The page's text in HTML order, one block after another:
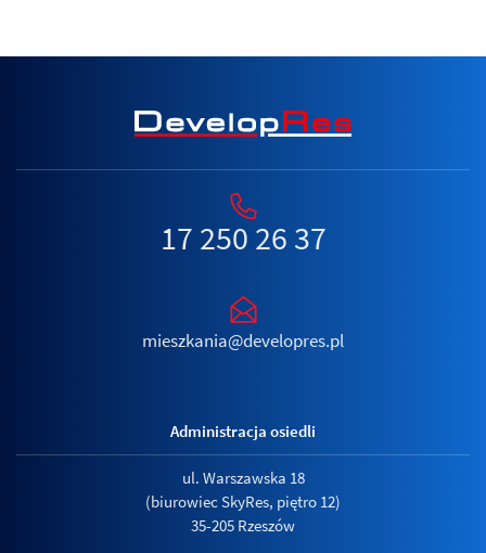
17 250 26 37
mieszkania@developres.pl
Administracja osiedli
ul. Warszawska 18
(biurowiec SkyRes, piętro 12)
35-205 Rzeszów